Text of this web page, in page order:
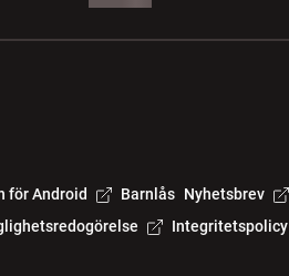
för Android Barnlås Nyhetsbrev
Integritetspolicy